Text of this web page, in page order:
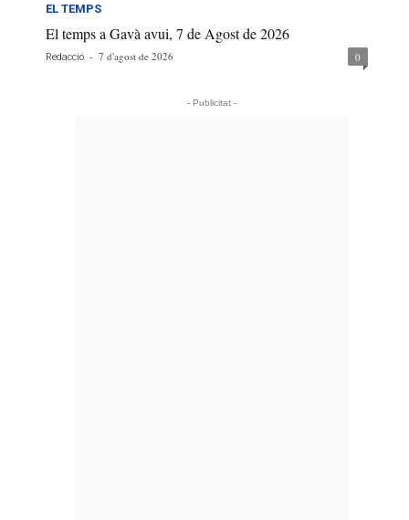
EL TEMPS
El temps a Gavà avui, 7 de Agost de 2026
Redacció - 7 d'agost de 2026 0
- Publicitat -